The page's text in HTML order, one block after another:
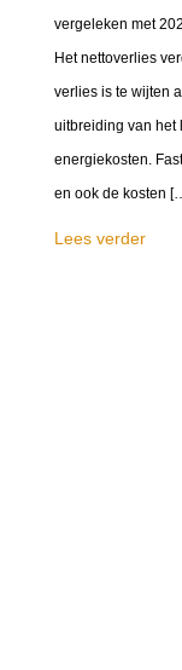
vergeleken met
Het nettoverlies
verlies is te wijten
uitbreiding van het
energiekosten.
en ook de kosten
Lees verder